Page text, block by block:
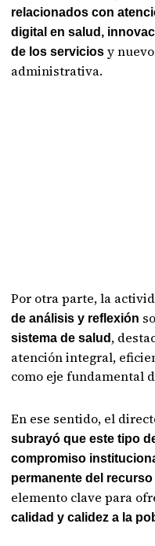
relacionados con
digital en salud,
de los serviciosy
administrativa.
Por otra parte, la
de análisis y reflexión
sistema de salud ,
atención integral,
como eje fundamental
En ese sentido, el
subrayó que este tipo
compromiso
permanente del
elemento clave para
calidad y calidez a la